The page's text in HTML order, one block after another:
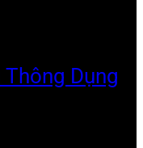
Thông Dụng